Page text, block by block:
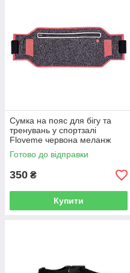
Сумка на пояс для бігу та
тренувань у спортзалі
Floveme червона меланж
Готово до відправки
350 ₴
Купити